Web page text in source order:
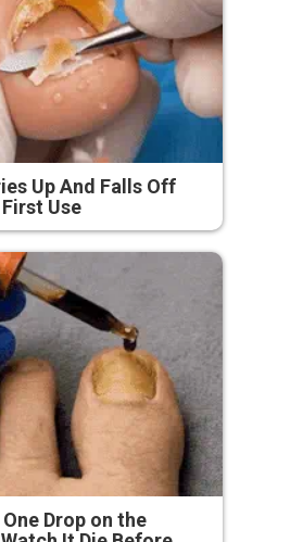
Up And Falls Off
Use
Drop on the